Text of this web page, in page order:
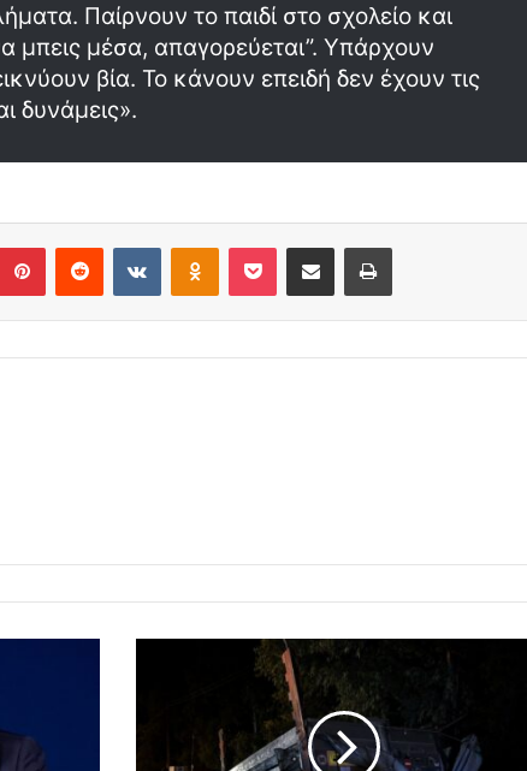
Παίρνουν το παιδί στο σχολείο και
μπεις μέσα, απαγορεύεται”. Υπάρχουν
βία. Το κάνουν επειδή δεν έχουν τις
δυνάμεις».
PinterestReddit VKontakteOdnoklassniki
Pocket Share via Email Print